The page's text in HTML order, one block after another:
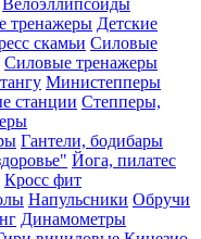
Велоэллипсоиды
тренажеры Детские
скамьи Силовые
Силовые тренажеры
Министепперы
станции Степперы,
Гантели, бодибары
Йога, пилатес
Кросс фит
Напульсники Обручи
Динамометры